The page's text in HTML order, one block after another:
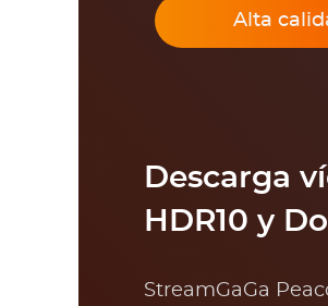
Alta
Descarga
HDR10 y
StreamGaGa